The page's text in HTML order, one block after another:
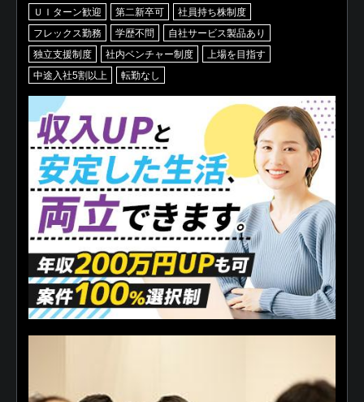
ＵＩターン歓迎
第二新卒可
社員持ち株制度
フレックス勤務
学歴不問
自社サービス製品あり
独立支援制度
社内ベンチャー制度
上場を目指す
中途入社5割以上
転勤なし